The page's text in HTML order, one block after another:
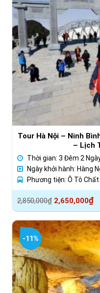
Tour Hà Nội – Ninh
– Lịch
Thời gian: 3 Đêm 2
Ngày khởi hành: Hàng
Phương tiện: Ô Tô
2,850,000₫
Giá
gốc
là:
2,850,000₫.
2,650,000₫
Giá
hiện
tại
là:
2,650,000₫.
-11%